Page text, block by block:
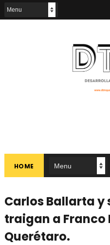
HOME
Carlos Ballarta y
traigan a Franco
Querétaro.